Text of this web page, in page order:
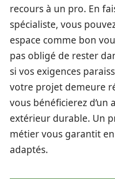
recours à un pro. En
spécialiste, vous
espace comme bon
pas obligé de rester
si vos exigences
votre projet demeure
vous bénéficierez d’un
extérieur durable. Un
métier vous garantit
adaptés.